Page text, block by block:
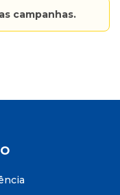
campanhas.